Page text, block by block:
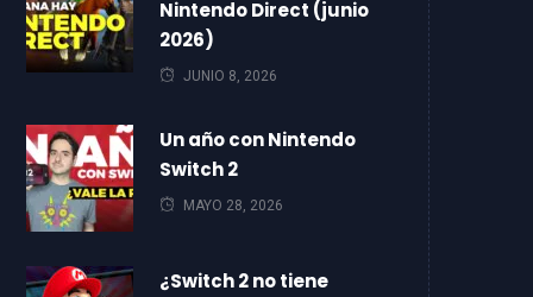
Nintendo Direct (junio
2026)
JUNIO 8, 2026
Un año con Nintendo
Switch 2
MAYO 28, 2026
¿Switch 2 no tiene